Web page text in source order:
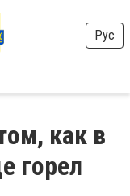
Рус
как в
горел